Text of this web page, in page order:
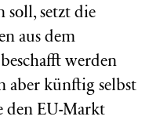
soll, setzt die
aus dem
werden
aber künftig selbst
den EU-Markt